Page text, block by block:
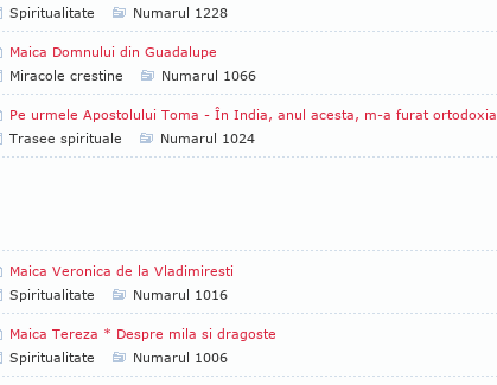
Spiritualitate
Numarul 1228
Maica Domnului din Guadalupe
Miracole crestine
Numarul 1066
Pe urmele Apostolului Toma - În India, anul acesta, m-a furat ortodoxia
Trasee spirituale
Numarul 1024
Maica Veronica de la Vladimiresti
Spiritualitate
Numarul 1016
Maica Tereza * Despre mila si dragoste
Spiritualitate
Numarul 1006